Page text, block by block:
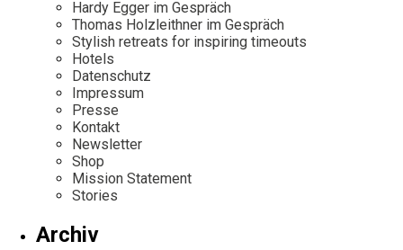
Hardy Egger im Gespräch
Thomas Holzleithner im Gespräch
Stylish retreats for inspiring timeouts
Hotels
Datenschutz
Impressum
Presse
Kontakt
Newsletter
Shop
Mission Statement
Stories
Archiv